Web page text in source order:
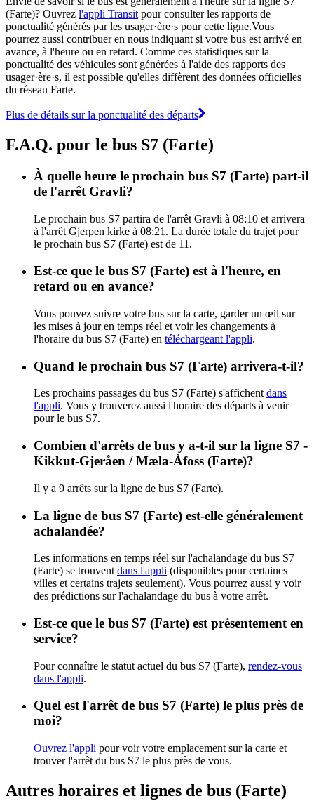
(Farte)? Ouvrez l'appli Transit pour consulter les rapports de
ponctualité générés par les usager·ère·s pour cette ligne.Vous
pourrez aussi contribuer en nous indiquant si votre bus est arrivé en
avance, à l'heure ou en retard. Comme ces statistiques sur la
ponctualité des véhicules sont générées à l'aide des rapports des
usager·ère·s, il est possible qu'elles diffèrent des données officielles
du réseau Farte.
Plus de détails sur la ponctualité des départs
F.A.Q. pour le bus S7 (Farte)
À quelle heure le prochain bus S7 (Farte) part-il
de l'arrêt Gravli?
Le prochain bus S7 partira de l'arrêt Gravli à 08:10 et arrivera
à l'arrêt Gjerpen kirke à 08:21. La durée totale du trajet pour
le prochain bus S7 (Farte) est de 11.
Est-ce que le bus S7 (Farte) est à l'heure, en
retard ou en avance?
Vous pouvez suivre votre bus sur la carte, garder un œil sur
les mises à jour en temps réel et voir les changements à
l'horaire du bus S7 (Farte) en téléchargeant l'appli.
Quand le prochain bus S7 (Farte) arrivera-t-il?
Les prochains passages du bus S7 (Farte) s'affichent dans
l'appli. Vous y trouverez aussi l'horaire des départs à venir
pour le bus S7.
Combien d'arrêts de bus y a-t-il sur la ligne S7 -
Kikkut-Gjeråen / Mæla-Åfoss (Farte)?
Il y a 9 arrêts sur la ligne de bus S7 (Farte).
La ligne de bus S7 (Farte) est-elle généralement
achalandée?
Les informations en temps réel sur l'achalandage du bus S7
(Farte) se trouvent dans l'appli (disponibles pour certaines
villes et certains trajets seulement). Vous pourrez aussi y voir
des prédictions sur l'achalandage du bus à votre arrêt.
Est-ce que le bus S7 (Farte) est présentement en
service?
Pour connaître le statut actuel du bus S7 (Farte), rendez-vous
dans l'appli.
Quel est l'arrêt de bus S7 (Farte) le plus près de
moi?
Ouvrez l'appli pour voir votre emplacement sur la carte et
trouver l'arrêt du bus S7 le plus près de vous.
Autres horaires et lignes de bus (Farte)